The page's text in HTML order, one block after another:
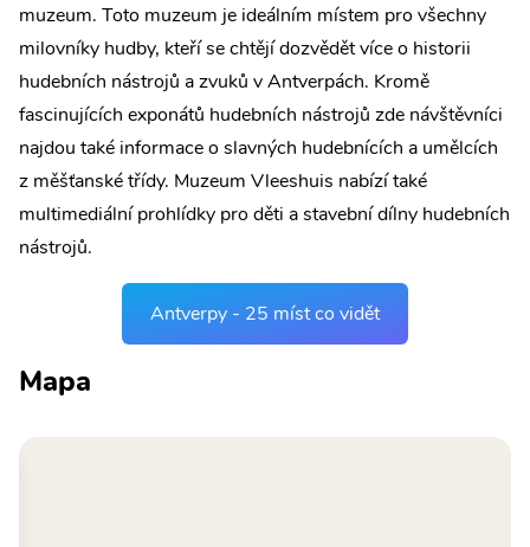
muzeum. Toto muzeum je ideálním místem pro všechny
milovníky hudby, kteří se chtějí dozvědět více o historii
hudebních nástrojů a zvuků v Antverpách. Kromě
fascinujících exponátů hudebních nástrojů zde návštěvníci
najdou také informace o slavných hudebnících a umělcích
z měšťanské třídy. Muzeum Vleeshuis nabízí také
multimediální prohlídky pro děti a stavební dílny hudebních
nástrojů.
Antverpy - 25 míst co vidět
Mapa